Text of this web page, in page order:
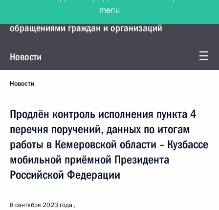
Управление Президента по работе с
обращениями граждан и организаций
Новости
Новости
Продлён контроль исполнения пункта 4
перечня поручений, данных по итогам
работы в Кемеровской области – Кузбассе
мобильной приёмной Президента
Российской Федерации
8 сентября 2023 года
menu